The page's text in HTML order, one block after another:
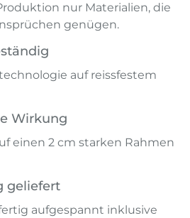
nur Materialien, die
genügen.
auf reissfestem
Wirkung
einen 2 cm starken Rahmen
geliefert
aufgespannt inklusive